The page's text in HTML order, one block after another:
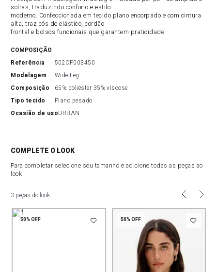
soltas, traduzindo conforto e estilo
moderno. Confeccionada em tecido plano encorpado e com cintura
alta, traz cós de elástico, cordão
frontal e bolsos funcionais que garantem praticidade.
COMPOSIÇÃO
referência
502CF003450
modelagem
Wide Leg
composição
65% poliéster 35% viscose
tipo tecido
Plano pesado
ocasião de usoURBAN
COMPLETE O LOOK
Para completar selecione seu tamanho e adicione todas as peças ao
look
3 peças do look
50%OFF 50%OFF